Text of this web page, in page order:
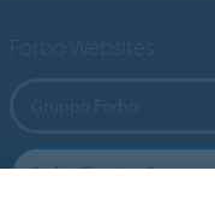
Forbo Flooring Systems